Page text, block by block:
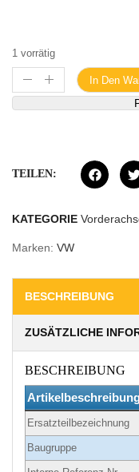
1 vorrätig
In Den
TEILEN:
KATEGORIE
Marken: VW
BESCHREIBUNG
ZUSÄTZLICHE
BESCHREIBUNG
Ersatzteilbezeichnung
Baugruppe